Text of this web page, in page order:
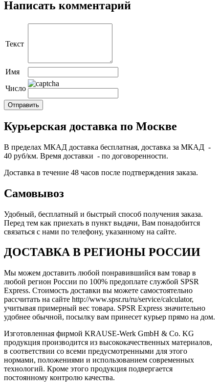
Написать комментарий
Текст
Имя
Число
Курьерская доставка по Москве
В пределах МКАД доставка бесплатная, доставка за МКАД -
40 руб/км. Время доставки - по договоренности.
Доставка в течение 48 часов после подтверждения заказа.
Самовывоз
Удобный, бесплатный и быстрый способ получения заказа.
Перед тем как приехать в пункт выдачи, Вам понадобится
связаться с нами по телефону, указанному на сайте.
ДОСТАВКА В РЕГИОНЫ РОССИИ
Мы можем доставить любой понравившийся вам товар в
любой регион России по 100% предоплате службой SPSR
Express. Стоимость доставки вы можете самостоятельно
рассчитать на сайте http://www.spsr.ru/ru/service/calculator,
учитывая примерный вес товара. SPSR Express значительно
удобнее обычной, посылку вам принесет курьер прямо на дом.
Изготовленная фирмой KRAUSE-Werk GmbH & Со. KG
продукция производится из высококачественных материалов,
в соответствии со всеми предусмотренными для этого
нормами, положениями и использованием современных
технологий. Кроме этого продукция подвергается
постоянному контролю качества.